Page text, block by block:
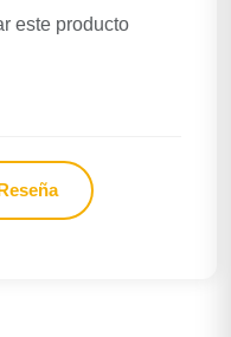
este producto